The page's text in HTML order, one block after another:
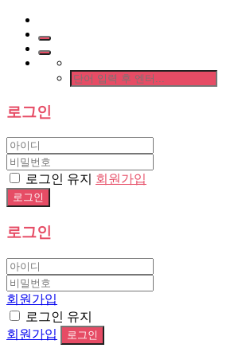
로그인
로그인 유지 회원가입
로그인
회원가입
로그인 유지
회원가입